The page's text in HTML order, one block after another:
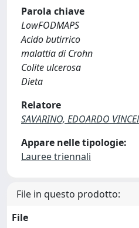
Parola chiave
LowFODMAPS
Acido butirrico
malattia di Crohn
Colite ulcerosa
Dieta
Relatore
SAVARINO, EDOARDO
Appare nelle tipologie:
Lauree triennali
File in questo prodotto:
File